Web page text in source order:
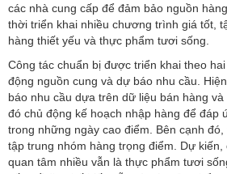
các nhà cung cấp để đảm bảo nguồn
thời triển khai nhiều chương trình giá tốt,
hàng thiết yếu và thực phẩm tươi sống.
Công tác chuẩn bị được triển khai theo
động nguồn cung và dự báo nhu cầu.
báo nhu cầu dựa trên dữ liệu bán hàng
đó chủ động kế hoạch nhập hàng để đáp
trong những ngày cao điểm. Bên cạnh
tập trung nhóm hàng trọng điểm. Dự
quan tâm nhiều vẫn là thực phẩm tươi